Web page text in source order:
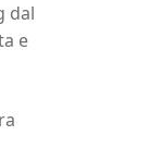
dal
e